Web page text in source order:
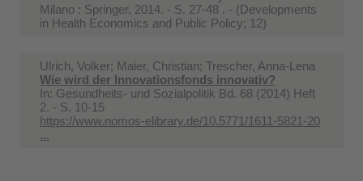
Milano : Springer, 2014. - S. 27-48 . - (Developments
in Health Economics and Public Policy; 12)
Ulrich, Volker; Maier, Christian; Trescher, Anna-Lena
Wie wird der Innovationsfonds innovativ?
In: Gesundheits- und Sozialpolitik Bd. 68 (2014) Heft
2. - S. 10-15
https://www.nomos-elibrary.de/10.5771/1611-5821-20
...